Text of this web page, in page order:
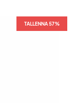
TALLENNA 57%
TALLENNA 57%
TALLENNA 57%
TALLENNA 57%